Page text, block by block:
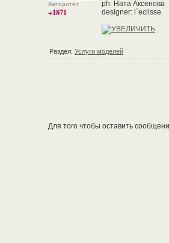
Авторитет
+1871
ph: Ната Аксенова
designer: l`eclisse
Раздел: Услуги моделей
Для того чтобы оставить